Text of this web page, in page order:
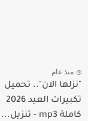
منذ عام
"نزلها الان".. تحميل
تكبيرات العيد 2026
كاملة mp3 - تنزيل...